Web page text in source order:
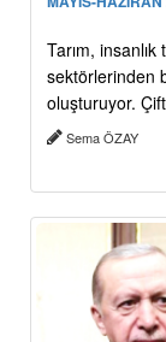
Tarım,
sektörlerinden
oluşturuyor.
Sema ÖZAY